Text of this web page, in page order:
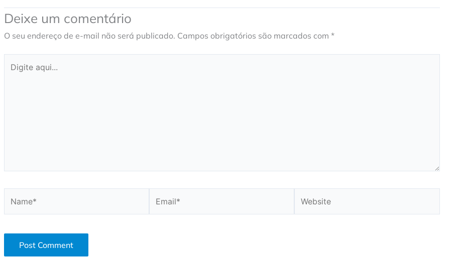
Deixe um comentário
O seu endereço de e-mail não será publicado. Campos obrigatórios são marcados com *
aqui...